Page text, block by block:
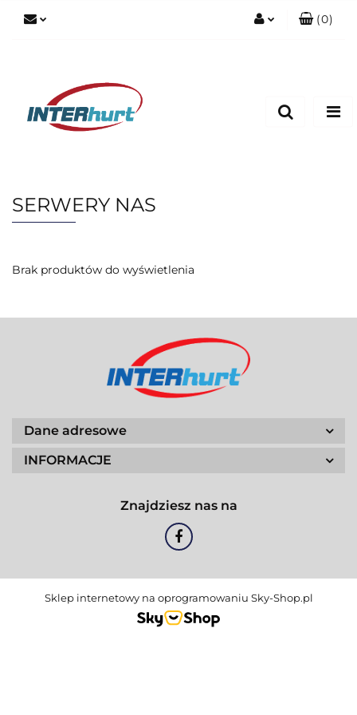
(0)
SERWERY NAS
Brak produktów do wyświetlenia
Dane adresowe
INFORMACJE
Znajdziesz nas na
Sklep internetowy na oprogramowaniu Sky-Shop.pl